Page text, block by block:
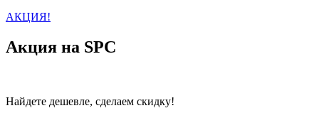
АКЦИЯ!
Акция на SPC
Найдете дешевле, сделаем скидку!